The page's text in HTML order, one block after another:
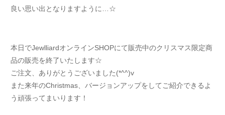
良い思い出となりますように…☆
本日でJewlliardオンラインSHOPにて販売中のクリスマス限定商
品の販売を終了いたします☆
ご注文、ありがとうございました(*^^)v
また来年のChristmas、バージョンアップをしてご紹介できるよ
う頑張ってまいります！